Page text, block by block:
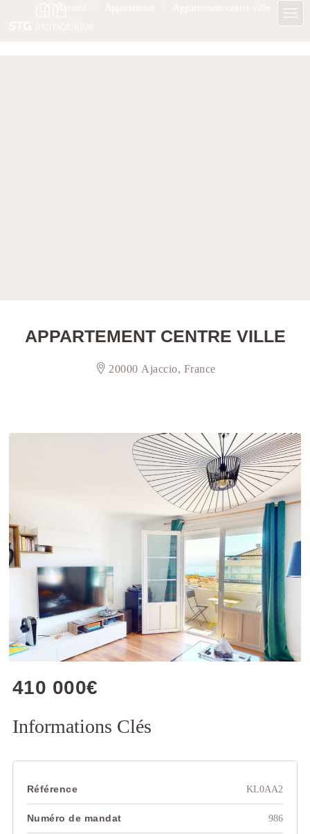
APPARTEMENT CENTRE VILLE
20000 Ajaccio, France
410 000€
Informations Clés
Référence KL0AA2
Numéro de mandat 986